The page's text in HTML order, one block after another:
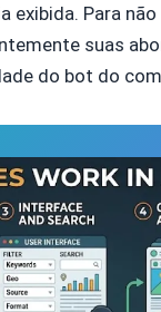
exibida. Para
suas
do bot do